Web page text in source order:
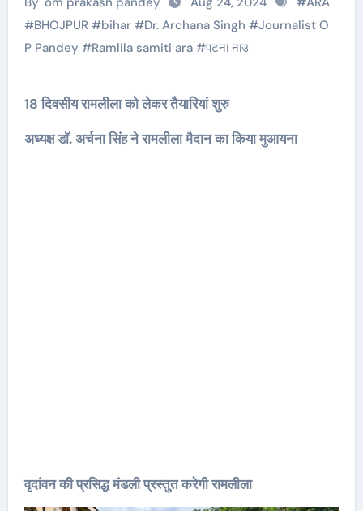
#BHOJPUR#bihar#Dr. Archana Singh #Journalist O
P Pandey #Ramlila samiti ara#पटना नाउ
18 दिवसीय रामलीला को लेकर तैयारियां शुरु
अध्यक्ष डॉ. अर्चना सिंह ने रामलीला मैदान का किया मुआयना
वृदांवन की प्रसिद्ध मंडली प्रस्तुत करेगी रामलीला